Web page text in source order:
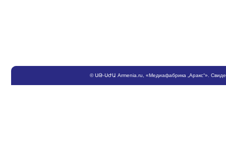
©ՍԹ-ՍԺԱ Armenia.ru , «Медиафабрика „Аракс“».